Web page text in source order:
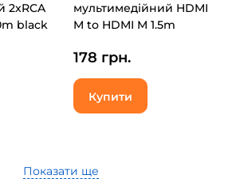
2xRCA
black
мультимедійний HDMI
M to HDMI M 1.5m
black Vention (ALLBG)
178 грн.
Купити
Показати ще